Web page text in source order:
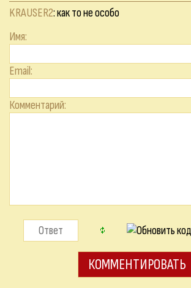
KRAUSER2: как то не особо
Имя:
Email:
Комментарий: